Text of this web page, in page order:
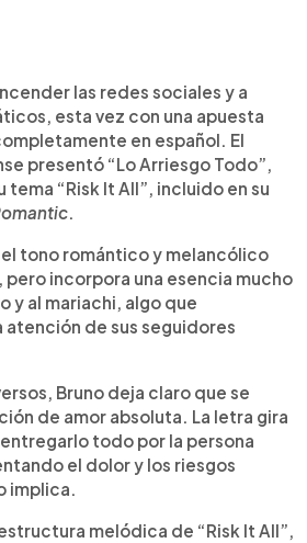
a sus seguidores con el
Arriesgo Todo”, adaptación en
“Risk It All”, incluida en su
El artista mantuvo la esencia
del tema original, pero
cercanas al bolero y al
y la intensidad emocional
provocaron miles de
sociales, donde la canción
Además, usuarios retomaron
físicas entre Bruno Mars y
y capacidad para
las redes sociales y a
esta vez con una apuesta
en español. El
presentó “Lo Arriesgo Todo”,
tema “Risk It All”, incluido en su
.
tono romántico y melancólico
pero incorpora una esencia mucho
y al mariachi, algo que
atención de sus seguidores
Bruno deja claro que se
de amor absoluta. La letra gira
todo por la persona
el dolor y los riesgos
implica.
melódica de “Risk It All”,